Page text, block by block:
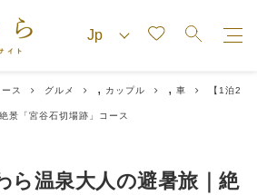
ス グルメ , カップル , 車 【1泊2
景「宮谷石切場跡」コース
ら温泉大人の避暑旅｜絶